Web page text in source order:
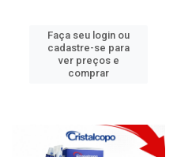
Faça seu login ou
cadastre-se para
ver preços e
comprar